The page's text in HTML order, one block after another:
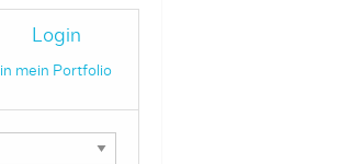
Login
in mein Portfolio